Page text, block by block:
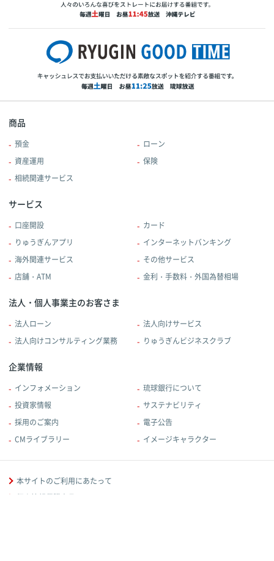
商品
預金
ローン
資産運用
保険
相続関連サービス
サービス
口座開設
カード
りゅうぎんアプリ
インターネットバンキング
海外関連サービス
その他サービス
店舗・ATM
金利・手数料・外国為替相場
法人・個人事業主のお客さま
法人ローン
法人向けサービス
法人向けコンサルティング業務
りゅうぎんビジネスクラブ
企業情報
インフォメーション
琉球銀行について
投資家情報
サステナビリティ
採用のご案内
電子公告
CMライブラリー
イメージキャラクター
本サイトのご利用にあたって
個人情報保護宣言